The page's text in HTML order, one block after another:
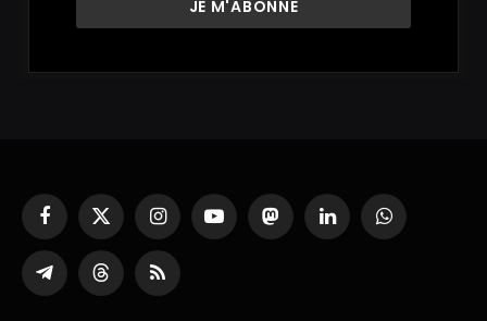
Facebook
X
(Twitter)
InstagramYouTubeMastodonLinkedInWhatsApp
Partager
sur
ThreadsRSS